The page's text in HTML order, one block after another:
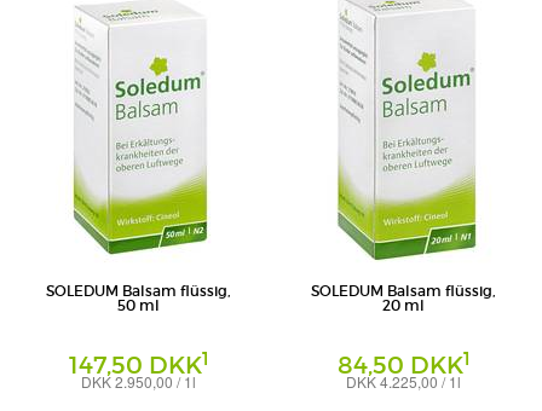
SOLEDUM Balsam flüssig,
50 ml
147,50 DKK1
DKK 2.950,00 / 1l
SOLEDUM Balsam flüssig,
20 ml
84,50 DKK1
DKK 4.225,00 / 1l